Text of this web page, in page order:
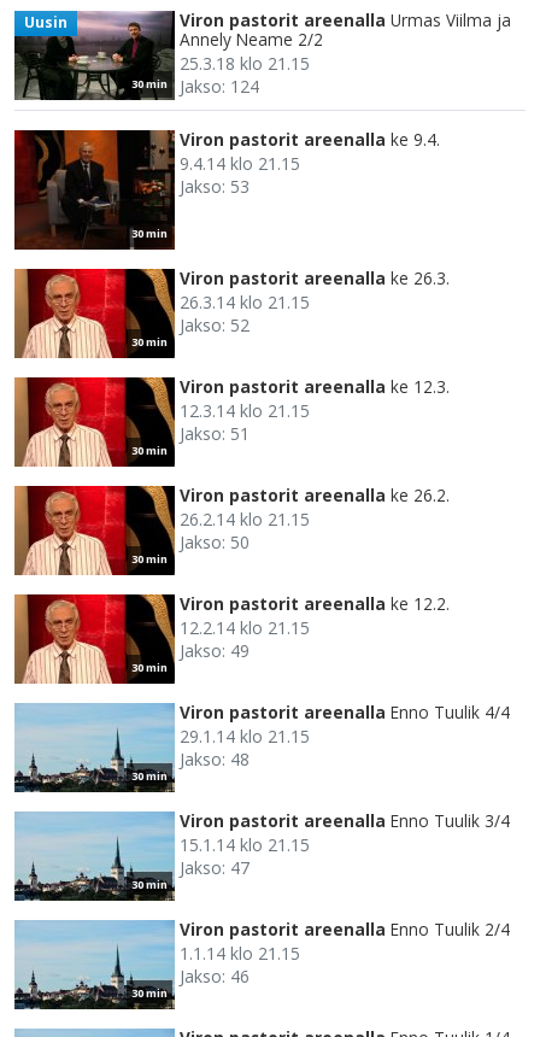
30 min
Uusin Viron pastorit areenalla Urmas Viilma ja
Annely Neame 2/2
25.3.18 klo 21.15
Jakso: 124
30 min
Viron pastorit areenalla ke 9.4.
9.4.14 klo 21.15
Jakso: 53
30 min
Viron pastorit areenalla ke 26.3.
26.3.14 klo 21.15
Jakso: 52
30 min
Viron pastorit areenalla ke 12.3.
12.3.14 klo 21.15
Jakso: 51
30 min
Viron pastorit areenalla ke 26.2.
26.2.14 klo 21.15
Jakso: 50
30 min
Viron pastorit areenalla ke 12.2.
12.2.14 klo 21.15
Jakso: 49
30 min
Viron pastorit areenalla Enno Tuulik 4/4
29.1.14 klo 21.15
Jakso: 48
30 min
Viron pastorit areenalla Enno Tuulik 3/4
15.1.14 klo 21.15
Jakso: 47
30 min
Viron pastorit areenalla Enno Tuulik 2/4
1.1.14 klo 21.15
Jakso: 46